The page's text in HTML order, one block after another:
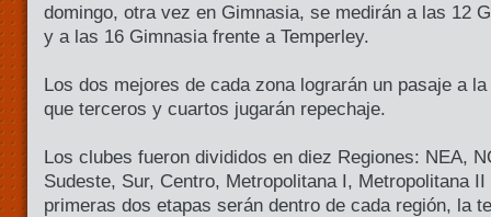
domingo, otra vez en Gimnasia, se medirán a las 12
y a las 16 Gimnasia frente a Temperley.
Los dos mejores de cada zona lograrán un pasaje a
que terceros y cuartos jugarán repechaje.
Los clubes fueron divididos en diez Regiones: NEA,
Sudeste, Sur, Centro, Metropolitana I, Metropolitana
primeras dos etapas serán dentro de cada región, la